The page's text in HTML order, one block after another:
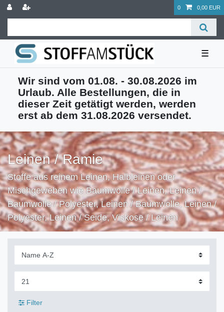
0 0,00 EUR
☰
Wir sind vom 01.08. - 30.08.2026 im
Urlaub. Alle Bestellungen, die in
dieser Zeit getätigt werden, werden
erst ab dem 31.08.2026 versendet.
Leinen / Ramie
Stoffe aus reinem Leinen, Halbleinen oder
Mischgeweben wie Baumwolle / Leinen, Leinen /
Baumwolle / Polyester, Leinen / Baumwolle, Leinen /
Polyester, Leinen / Seide, Viskose / Leinen
Filter